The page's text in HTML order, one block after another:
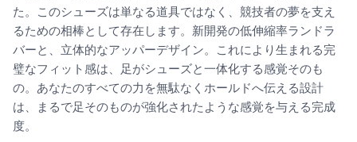
た。このシューズは単なる道具ではなく、競技者の夢を支え
るための相棒として存在します。新開発の低伸縮率ランドラ
バーと、立体的なアッパーデザイン。これにより生まれる完
璧なフィット感は、足がシューズと一体化する感覚そのも
の。あなたのすべての力を無駄なくホールドへ伝える設計
は、まるで足そのものが強化されたような感覚を与える完成
度。